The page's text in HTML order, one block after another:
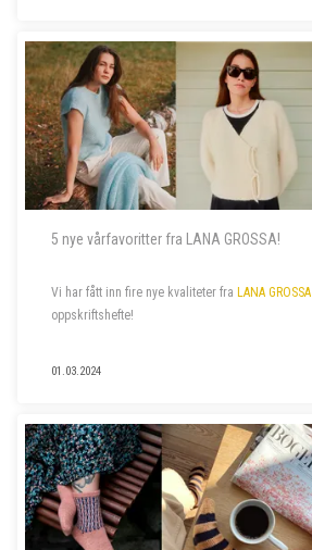
5 nye vårfavoritter fra LANA GROSSA!
Vi har fått inn fire nye kvaliteter fra LANA GROSSA
oppskriftshefte!
01.03.2024